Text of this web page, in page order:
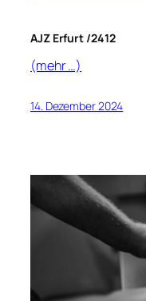
AJZ Erfurt /2412
(mehr …)
14. Dezember 2024